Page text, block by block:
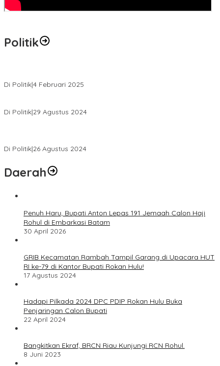
Politik
Di Politik|4 Februari 2025
Di Politik|29 Agustus 2024
Di Politik|26 Agustus 2024
Daerah
Penuh Haru, Bupati Anton Lepas 191 Jemaah Calon Haji
Rohul di Embarkasi Batam
30 April 2026
GRIB Kecamatan Rambah Tampil Garang di Upacara HUT
RI ke-79 di Kantor Bupati Rokan Hulu!
17 Agustus 2024
Hadapi Pilkada 2024 DPC PDIP Rokan Hulu Buka
Penjaringan Calon Bupati
22 April 2024
Bangkitkan Ekraf, BRCN Riau Kunjungi RCN Rohul.
8 Juni 2023